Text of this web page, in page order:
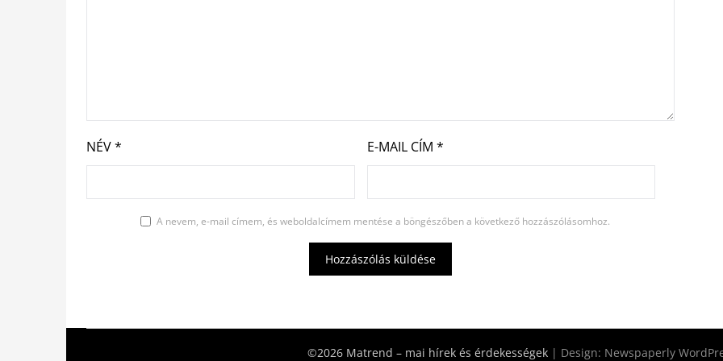
NÉV* E-MAIL CÍM *
A nevem, e-mail címem, és weboldalcímem mentése a böngészőben a következő hozzászólásomhoz.
©2026 Matrend – mai hírek és érdekességek | Design: Newspaperly